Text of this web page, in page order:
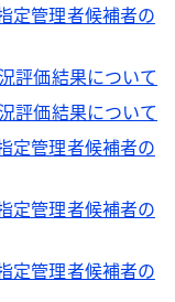
定管理者候補者の
評価結果について
評価結果について
定管理者候補者の
定管理者候補者の
定管理者候補者の